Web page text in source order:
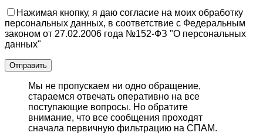
Нажимая кнопку, я даю согласие на моих обработку
персональных данных, в соответствие с Федеральным
законом от 27.02.2006 года №152-ФЗ "О персональных
данных"
Мы не пропускаем ни одно обращение,
стараемся отвечать оперативно на все
поступающие вопросы. Но обратите
внимание, что все сообщения проходят
сначала первичную фильтрацию на СПАМ.